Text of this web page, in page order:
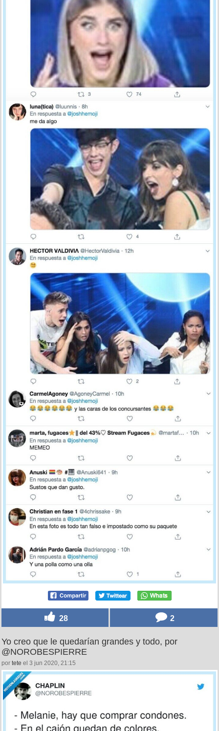
28 2
Yo creo que le quedarían grandes y todo, por
@NOROBESPIERRE
por tete el 3 jun 2020, 21:15